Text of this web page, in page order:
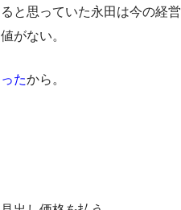
と思っていた永田は今の経営
がない。
たから。